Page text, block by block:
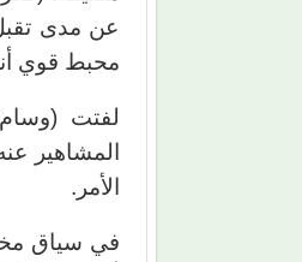
عن مدى
محبط قوي أنه يكمل 30 حلقة
لفتت
المشاهير
الأمر.
في سياق